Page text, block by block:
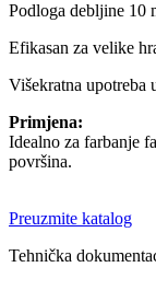
Podloga debljine 10
Efikasan za velike
Višekratna upotreba
Primjena:
Idealno za farbanje
površina.
Preuzmite katalog
Tehnička